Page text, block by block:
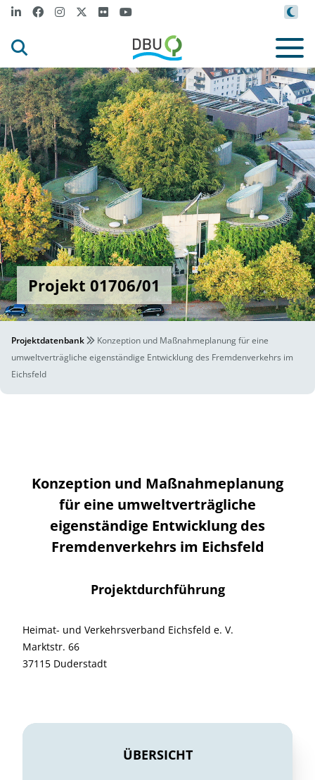
Projekt 01706/01
Projektdatenbank
Konzeption und Maßnahmeplanung für eine
umweltverträgliche eigenständige Entwicklung des Fremdenverkehrs im
Eichsfeld
Konzeption und Maßnahmeplanung
für eine umweltverträgliche
eigenständige Entwicklung des
Fremdenverkehrs im Eichsfeld
Projektdurchführung
Heimat- und Verkehrsverband Eichsfeld e. V.
Marktstr. 66
37115 Duderstadt
ÜBERSICHT